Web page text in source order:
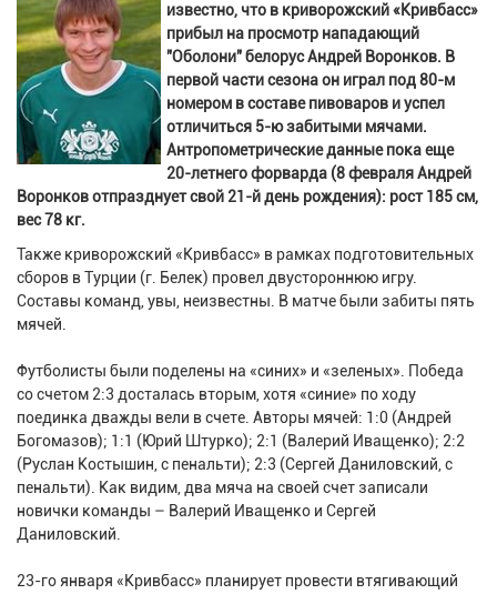
известно, что в криворожский «Кривбасс»
прибыл на просмотр нападающий
"Оболони" белорус Андрей Воронков. В
первой части сезона он играл под 80-м
номером в составе пивоваров и успел
отличиться 5-ю забитыми мячами.
Антропометрические данные пока еще
20-летнего форварда (8 февраля Андрей
Воронков отпразднует свой 21-й день рождения): рост 185 см,
вес 78 кг.
Также криворожский «Кривбасс» в рамках подготовительных
сборов в Турции (г. Белек) провел двустороннюю игру.
Составы команд, увы, неизвестны. В матче были забиты пять
мячей.
Футболисты были поделены на «синих» и «зеленых». Победа
со счетом 2:3 досталась вторым, хотя «синие» по ходу
поединка дважды вели в счете. Авторы мячей: 1:0 (Андрей
Богомазов); 1:1 (Юрий Штурко); 2:1 (Валерий Иващенко); 2:2
(Руслан Костышин, с пенальти); 2:3 (Сергей Даниловский, с
пенальти). Как видим, два мяча на своей счет записали
новички команды – Валерий Иващенко и Сергей
Даниловский.
23-го января «Кривбасс» планирует провести втягивающий